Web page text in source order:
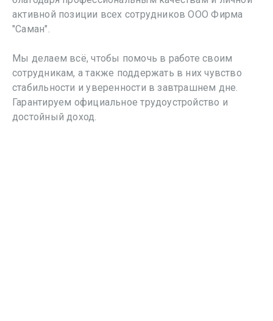
активной позиции всех сотрудников ООО Фирма
"Саман".
Мы делаем всё, чтобы помочь в работе своим
сотрудникам, а также поддержать в них чувство
стабильности и уверенности в завтрашнем дне.
Гарантируем официальное трудоустройство и
достойный доход.